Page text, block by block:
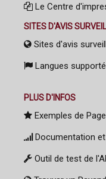
Le Centre
SITES D'AVIS
Sites d'avis
Langues
PLUS D'INFOS
Exemples de
Documentation et
Outil de test de